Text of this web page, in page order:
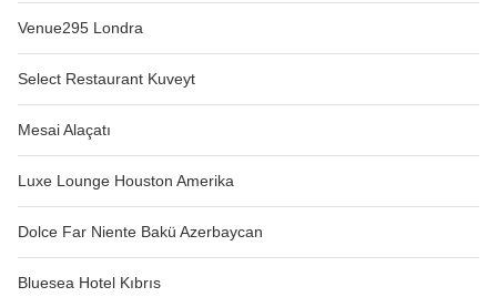
Venue295 Londra
Select Restaurant Kuveyt
Mesai Alaçatı
Luxe Lounge Houston Amerika
Dolce Far Niente Bakü Azerbaycan
Bluesea Hotel Kıbrıs